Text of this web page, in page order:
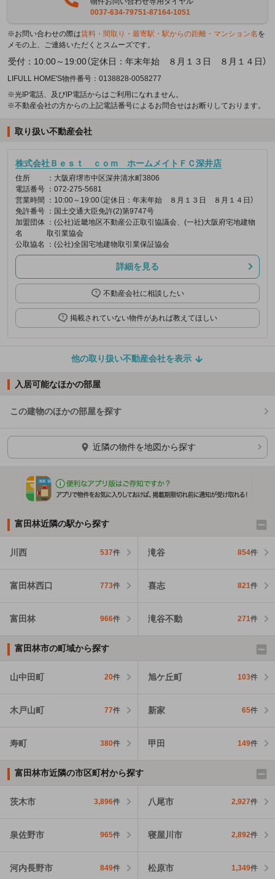
0037-634-79751-87164-1051
※お問い合わせの際は賃料・間取り・最寄駅・駅からの距離・マンション名 を
メモの上、ご連絡いただくとスムーズです。
受付：10:00～19:00（定休日：年末年始 ８月１３日 ８月１４日）
LIFULL HOME'S物件番号：0138828-0058277
※光IP電話、及びIP電話からはご利用になれません。
※不動産会社の方からの上記電話番号によるお問合せはお断りしております。
取り扱い不動産会社
株式会社Ｂｅｓｔ ｃｏｍ ホームメイトＦＣ深井店
住所
：大阪府堺市中区深井清水町3806
電話番号 ：072-275-5681
営業時間
：10:00～19:00（定休日：年末年始 ８月１３日 ８月１４日）
免許番号 ：国土交通大臣免許(2)第9747号
加盟団体
名
：(公社)近畿地区不動産公正取引協議会、(一社)大阪府宅地建物
取引業協会
公取協名
：(公社)全国宅地建物取引業保証協会
詳細を見る
不動産会社に相談したい
掲載されていない物件があれば教えてほしい
他の取り扱い不動産会社を表示
入居可能なほかの部屋
この建物のほかの部屋を探す
ほかの部屋を検索中…
近隣の物件を地図から探す
富田林近隣の駅から探す
川西 537件 滝谷 854件
富田林西口 773件 喜志 821件
富田林 966件 滝谷不動 271件
富田林市の町域から探す
山中田町 20件 旭ケ丘町 103件
木戸山町 77件 新家 65件
寿町 380件 甲田 149件
富田林市近隣の市区町村から探す
茨木市 3,896件 八尾市 2,927件
泉佐野市 965件 寝屋川市 2,892件
河内長野市 849件 松原市 1,349件